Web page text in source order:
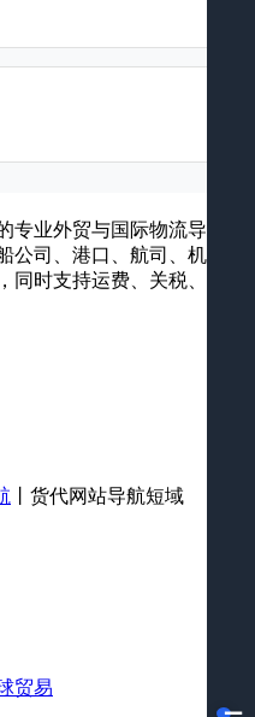
专业外贸与国际物流导航平
公司、港口、航司、机场、
同时支持运费、关税、海关
丨货代网站导航短域
贸易